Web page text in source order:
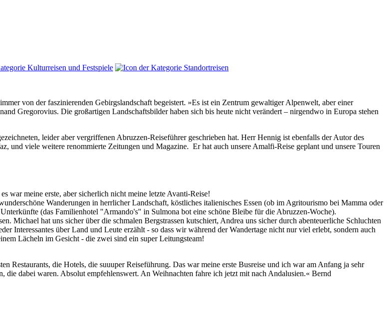
von der faszinierenden Gebirgslandschaft begeistert. »Es ist ein Zentrum gewaltiger Alpenwelt, aber einer
Gregorovius. Die großartigen Landschaftsbilder haben sich bis heute nicht verändert – nirgendwo in Europa stehen
leider aber vergriffenen Abruzzen-Reiseführer geschrieben hat. Herr Hennig ist ebenfalls der Autor des
und viele weitere renommierte Zeitungen und Magazine. Er hat auch unsere Amalfi-Reise geplant und unsere Touren
war meine erste, aber sicherlich nicht meine letzte Avanti-Reise!
Wanderungen in herrlicher Landschaft, köstliches italienisches Essen (ob im Agritourismo bei Mamma oder
(das Familienhotel "Armando's" in Sulmona bot eine schöne Bleibe für die Abruzzen-Woche).
Michael hat uns sicher über die schmalen Bergstrassen kutschiert, Andrea uns sicher durch abenteuerliche Schluchten
Interessantes über Land und Leute erzählt - so dass wir während der Wandertage nicht nur viel erlebt, sondern auch
Lächeln im Gesicht - die zwei sind ein super Leitungsteam!
Restaurants, die Hotels, die suuuper Reiseführung. Das war meine erste Busreise und ich war am Anfang ja sehr
dabei waren. Absolut empfehlenswert. An Weihnachten fahre ich jetzt mit nach Andalusien.« Bernd